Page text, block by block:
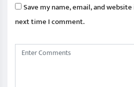
Save my name, email, and
next time I comment.